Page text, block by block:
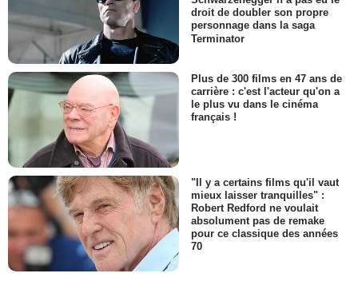
droit de doubler son propre
personnage dans la saga
Terminator
Plus de 300 films en 47 ans de
carrière : c'est l'acteur qu'on a
le plus vu dans le cinéma
français !
"Il y a certains films qu'il vaut
mieux laisser tranquilles" :
Robert Redford ne voulait
absolument pas de remake
pour ce classique des années
70